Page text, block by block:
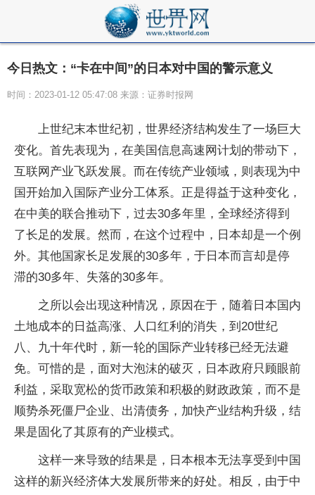
今日热文：“卡在中间”的日本对中国的警示意义
时间：2023-01-12 05:47:08 来源：证券时报网
上世纪末本世纪初，世界经济结构发生了一场巨大
变化。首先表现为，在美国信息高速网计划的带动下，
互联网产业飞跃发展。而在传统产业领域，则表现为中
国开始加入国际产业分工体系。正是得益于这种变化，
在中美的联合推动下，过去30多年里，全球经济得到
了长足的发展。然而，在这个过程中，日本却是一个例
外。其他国家长足发展的30多年，于日本而言却是停
滞的30多年、失落的30多年。
之所以会出现这种情况，原因在于，随着日本国内
土地成本的日益高涨、人口红利的消失，到20世纪
八、九十年代时，新一轮的国际产业转移已经无法避
免。可惜的是，面对大泡沫的破灭，日本政府只顾眼前
利益，采取宽松的货币政策和积极的财政政策，而不是
顺势杀死僵尸企业、出清债务，加快产业结构升级，结
果是固化了其原有的产业模式。
这样一来导致的结果是，日本根本无法享受到中国
这样的新兴经济体大发展所带来的好处。相反，由于中